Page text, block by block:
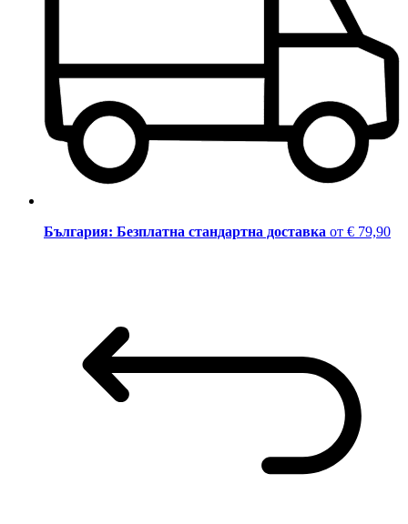
България: Безплатна стандартна доставка от € 79,90